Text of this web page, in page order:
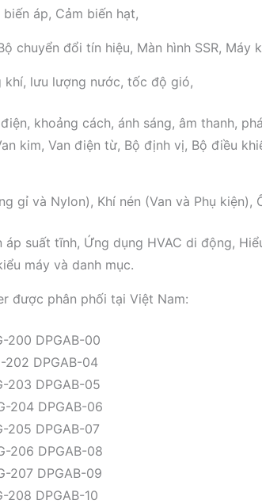
áp, Cảm biến hạt,
chuyển đổi tín hiệu, Màn hình SSR,
lưu lượng nước, tốc độ gió,
khoảng cách, ánh sáng, âm thanh,
kim, Van điện từ, Bộ định vị, Bộ điều
gỉ và Nylon), Khí nén (Van và Phụ kiện),
áp suất tĩnh, Ứng dụng HVAC di động,
máy và danh mục.
được phân phối tại Việt Nam:
200 DPGAB-00
202 DPGAB-04
203 DPGAB-05
204 DPGAB-06
205 DPGAB-07
206 DPGAB-08
207 DPGAB-09
208 DPGAB-10